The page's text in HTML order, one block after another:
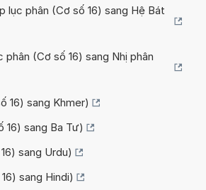
lục phân (Cơ số 16) sang Hệ Bát
(Cơ số 16) sang Nhị phân
16) sang Khmer)
16) sang Ba Tư)
sang Urdu)
sang Hindi)